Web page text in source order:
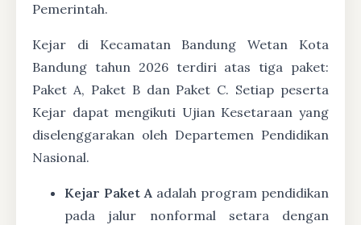
Pemerintah.
Kejar di Kecamatan Bandung Wetan Kota
Bandung tahun 2026 terdiri atas tiga paket:
Paket A, Paket B dan Paket C. Setiap peserta
Kejar dapat mengikuti Ujian Kesetaraan yang
diselenggarakan oleh Departemen Pendidikan
Nasional.
Kejar Paket A adalah program pendidikan
pada jalur nonformal setara dengan